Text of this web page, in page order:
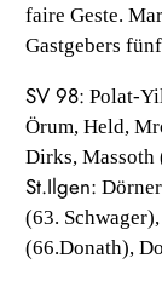
faire Geste.
Gastgebers
SV 98: Polat-
Örum, Held,
Dirks, Massoth
St.Ilgen:
(63.
(66.Donath),